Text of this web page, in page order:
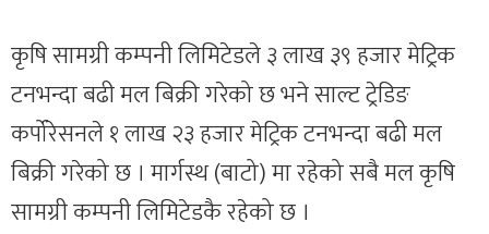
कृषि सामग्री कम्पनी लिमिटेडले ३ लाख ३९ हजार मेट्रिक
टनभन्दा बढी मल बिक्री गरेको छ भने साल्ट ट्रेडिङ
कर्पोरेसनले १ लाख २३ हजार मेट्रिक टनभन्दा बढी मल
बिक्री गरेको छ । मार्गस्थ (बाटो) मा रहेको सबै मल कृषि
सामग्री कम्पनी लिमिटेडकै रहेको छ ।